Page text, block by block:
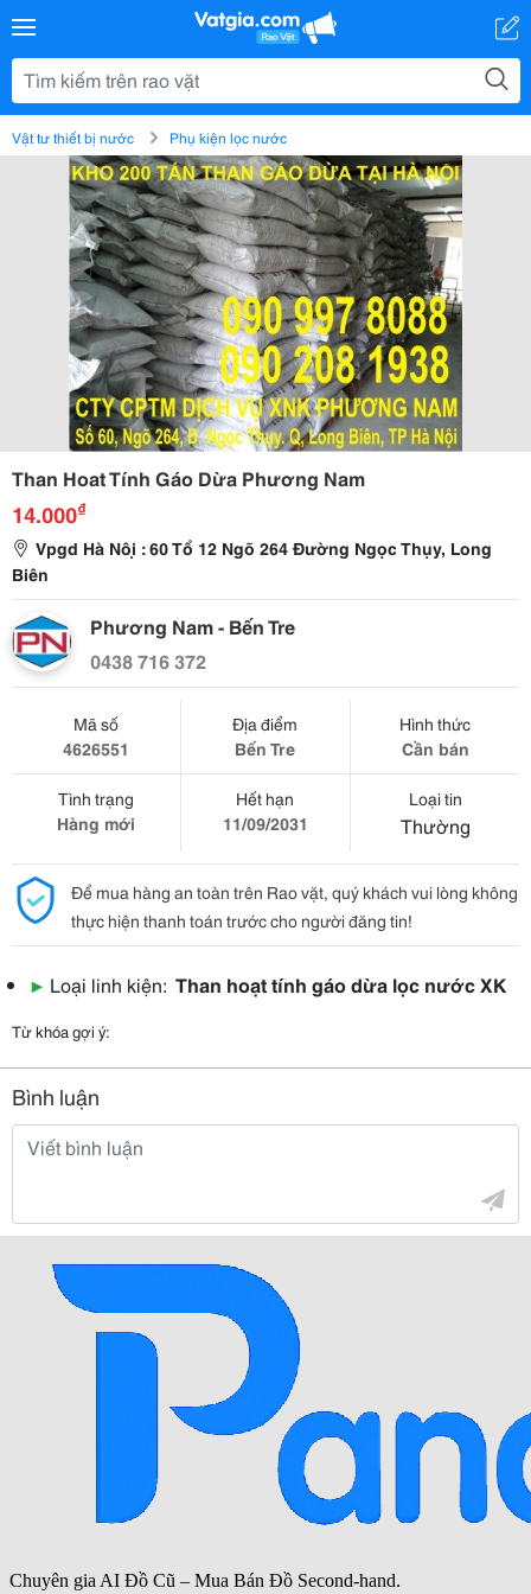
Vật tư thiết bị nước Phụ kiện lọc nước
Than Hoat Tính Gáo Dừa Phương Nam
14.000₫
Vpgd Hà Nội : 60 Tổ 12 Ngõ 264 Đường Ngọc Thụy, Long
Biên
Phương Nam - Bến Tre
0438 716 372
Mã số
4626551
Địa điểm
Bến Tre
Hình thức
Cần bán
Tình trạng
Hàng mới
Hết hạn
11/09/2031
Loại tin
Thường
Để mua hàng an toàn trên Rao vặt, quý khách vui lòng không
thực hiện thanh toán trước cho người đăng tin!
▶ Loại linh kiện: Than hoạt tính gáo dừa lọc nước XK
Từ khóa gợi ý:
Bình luận